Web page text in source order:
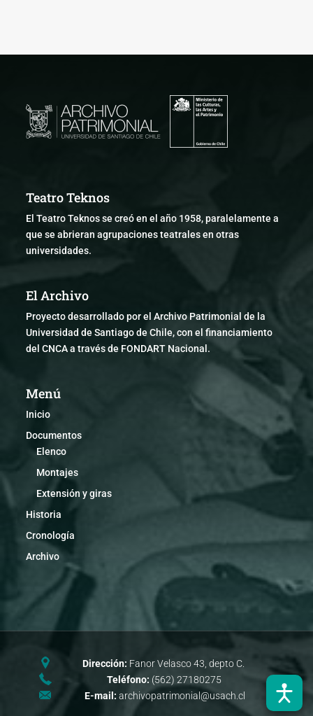
Teatro Teknos
El Teatro Teknos se creó en el año 1958, paralelamente a
que se abrieran agrupaciones teatrales en otras
universidades.
El Archivo
Proyecto desarrollado por el Archivo Patrimonial de la
Universidad de Santiago de Chile, con el financiamiento
del CNCA a través de FONDART Nacional.
Menú
Inicio
Documentos
Elenco
Montajes
Extensión y giras
Historia
Cronología
Archivo
Dirección: Fanor Velasco 43, depto C.
Teléfono: (562) 27180275
E-mail: archivopatrimonial@usach.cl